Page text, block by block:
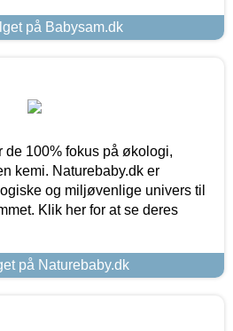
på Babysam.dk
de 100% fokus på økologi,
kemi. Naturebaby.dk er
og miljøvenlige univers til
Klik her for at se deres
på Naturebaby.dk